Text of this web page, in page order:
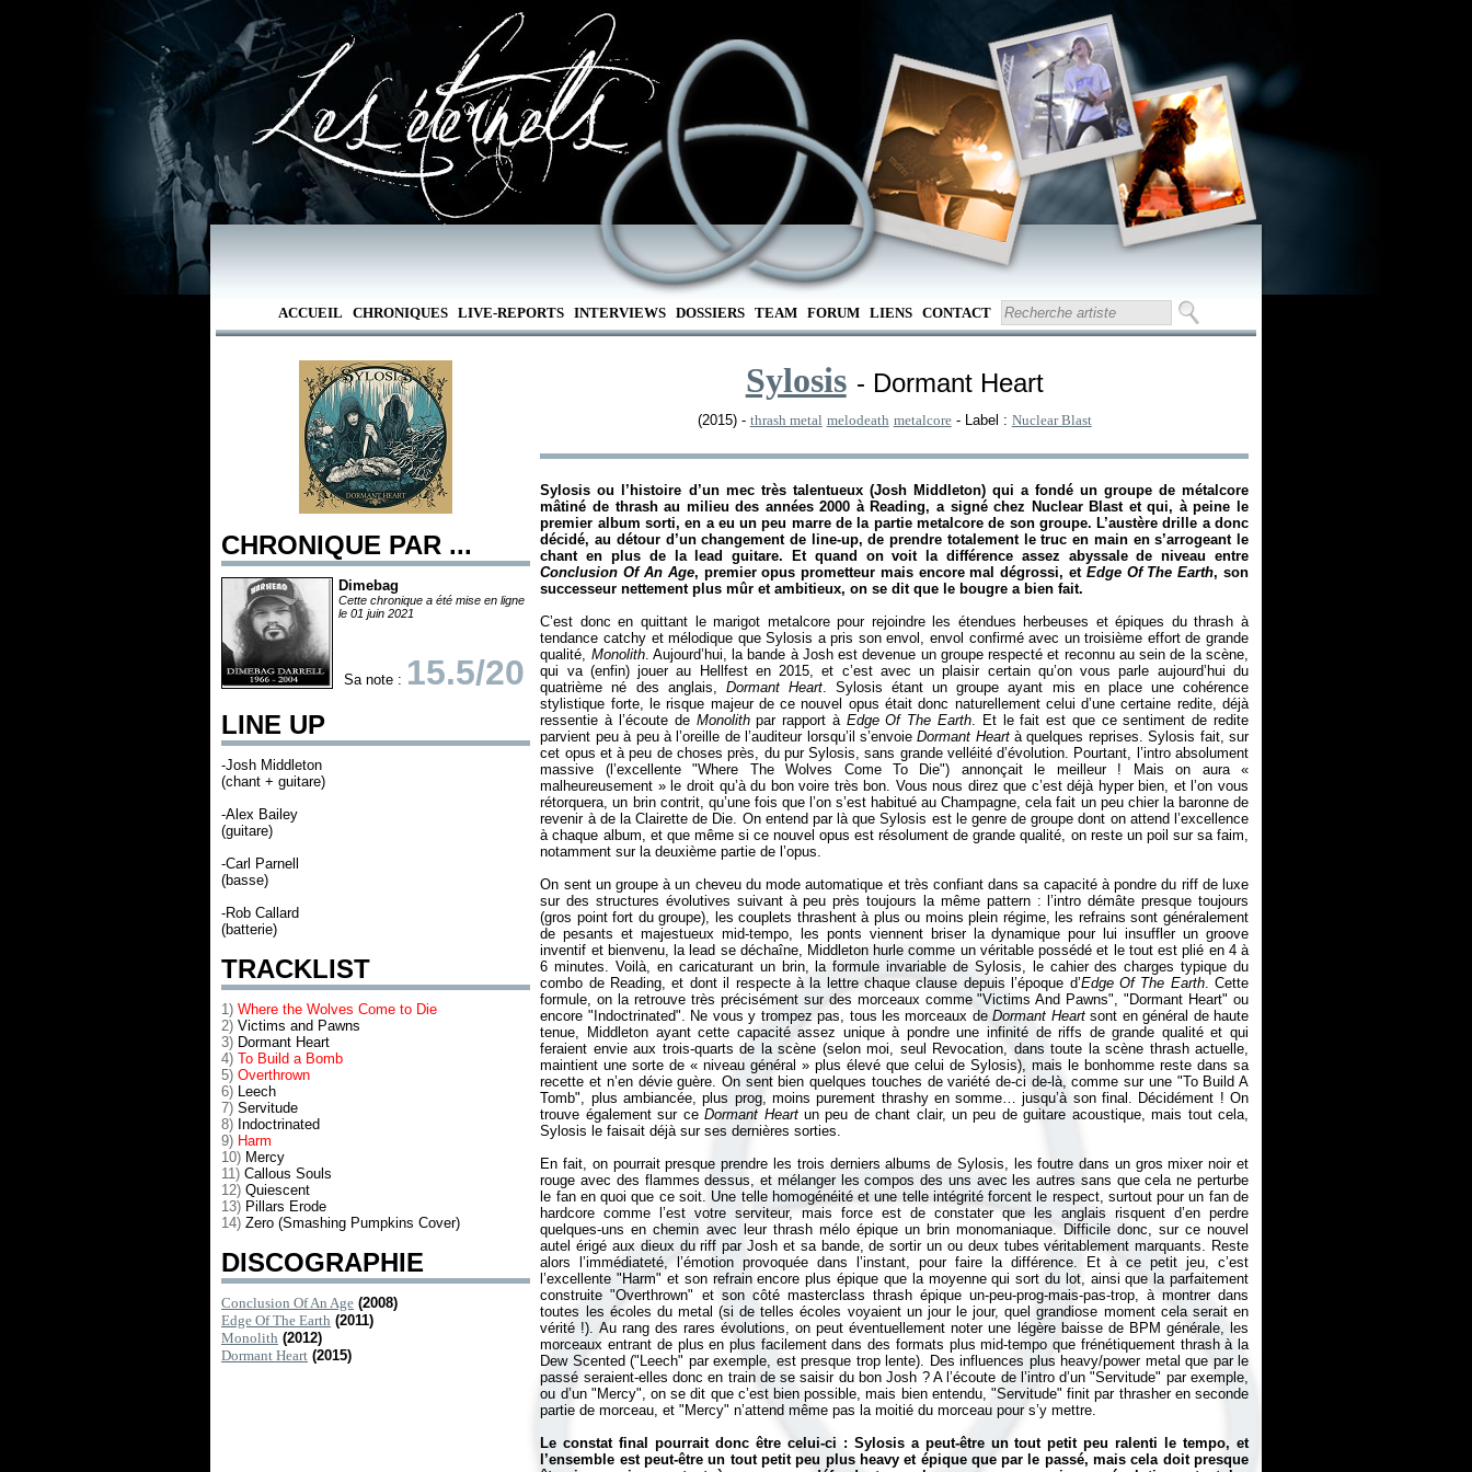
ACCUEIL CHRONIQUES LIVE-REPORTS INTERVIEWS DOSSIERS TEAM FORUM LIENS CONTACT
CHRONIQUE PAR ...
Dimebag
Cette chronique a été mise en ligne
le 01 juin 2021
Sa note : 15.5/20
LINE UP
-Josh Middleton
(chant + guitare)
-Alex Bailey
(guitare)
-Carl Parnell
(basse)
-Rob Callard
(batterie)
TRACKLIST
1) Where the Wolves Come to Die
2) Victims and Pawns
3) Dormant Heart
4) To Build a Bomb
5) Overthrown
6) Leech
7) Servitude
8) Indoctrinated
9) Harm
10) Mercy
11) Callous Souls
12) Quiescent
13) Pillars Erode
14) Zero (Smashing Pumpkins Cover)
DISCOGRAPHIE
Conclusion Of An Age (2008)
Edge Of The Earth (2011)
Monolith (2012)
Dormant Heart (2015)
Sylosis - Dormant Heart
(2015) - thrash metal melodeath metalcore - Label : Nuclear Blast
Sylosis ou l’histoire d’un mec très talentueux (Josh Middleton) qui a fondé un groupe de métalcore
mâtiné de thrash au milieu des années 2000 à Reading, a signé chez Nuclear Blast et qui, à peine le
premier album sorti, en a eu un peu marre de la partie metalcore de son groupe. L’austère drille a donc
décidé, au détour d’un changement de line-up, de prendre totalement le truc en main en s’arrogeant le
chant en plus de la lead guitare. Et quand on voit la différence assez abyssale de niveau entre
Conclusion Of An Age, premier opus prometteur mais encore mal dégrossi, et Edge Of The Earth, son
successeur nettement plus mûr et ambitieux, on se dit que le bougre a bien fait.
C’est donc en quittant le marigot metalcore pour rejoindre les étendues herbeuses et épiques du thrash à
tendance catchy et mélodique que Sylosis a pris son envol, envol confirmé avec un troisième effort de grande
qualité, Monolith. Aujourd’hui, la bande à Josh est devenue un groupe respecté et reconnu au sein de la scène,
qui va (enfin) jouer au Hellfest en 2015, et c’est avec un plaisir certain qu’on vous parle aujourd’hui du
quatrième né des anglais, Dormant Heart. Sylosis étant un groupe ayant mis en place une cohérence
stylistique forte, le risque majeur de ce nouvel opus était donc naturellement celui d’une certaine redite, déjà
ressentie à l’écoute de Monolithpar rapport à Edge Of The Earth. Et le fait est que ce sentiment de redite
parvient peu à peu à l’oreille de l’auditeur lorsqu’il s’envoieDormant Heartà quelques reprises. Sylosis fait, sur
cet opus et à peu de choses près, du pur Sylosis, sans grande velléité d’évolution. Pourtant, l’intro absolument
massive (l’excellente "Where The Wolves Come To Die") annonçait le meilleur ! Mais on aura «
malheureusement » le droit qu’à du bon voire très bon. Vous nous direz que c’est déjà hyper bien, et l’on vous
rétorquera, un brin contrit, qu’une fois que l’on s’est habitué au Champagne, cela fait un peu chier la baronne de
revenir à de la Clairette de Die. On entend par là que Sylosis est le genre de groupe dont on attend l’excellence
à chaque album, et que même si ce nouvel opus est résolument de grande qualité, on reste un poil sur sa faim,
notamment sur la deuxième partie de l’opus.
On sent un groupe à un cheveu du mode automatique et très confiant dans sa capacité à pondre du riff de luxe
sur des structures évolutives suivant à peu près toujours la même pattern : l’intro démâte presque toujours
(gros point fort du groupe), les couplets thrashent à plus ou moins plein régime, les refrains sont généralement
de pesants et majestueux mid-tempo, les ponts viennent briser la dynamique pour lui insuffler un groove
inventif et bienvenu, la lead se déchaîne, Middleton hurle comme un véritable possédé et le tout est plié en 4 à
6 minutes. Voilà, en caricaturant un brin, la formule invariable de Sylosis, le cahier des charges typique du
combo de Reading, et dont il respecte à la lettre chaque clause depuis l’époque d’Edge Of The Earth. Cette
formule, on la retrouve très précisément sur des morceaux comme "Victims And Pawns", "Dormant Heart" ou
encore "Indoctrinated". Ne vous y trompez pas, tous les morceaux deDormant Heartsont en général de haute
tenue, Middleton ayant cette capacité assez unique à pondre une infinité de riffs de grande qualité et qui
feraient envie aux trois-quarts de la scène (selon moi, seul Revocation, dans toute la scène thrash actuelle,
maintient une sorte de «niveau général» plus élevé que celui de Sylosis), mais le bonhomme reste dans sa
recette et n’en dévie guère. On sent bien quelques touches de variété de-ci de-là, comme sur une "To Build A
Tomb", plus ambiancée, plus prog, moins purement thrashy en somme… jusqu’à son final. Décidément ! On
trouve également sur ceDormant Heartun peu de chant clair, un peu de guitare acoustique, mais tout cela,
Sylosis le faisait déjà sur ses dernières sorties.
En fait, on pourrait presque prendre les trois derniers albums de Sylosis, les foutre dans un gros mixer noir et
rouge avec des flammes dessus, et mélanger les compos des uns avec les autres sans que cela ne perturbe
le fan en quoi que ce soit. Une telle homogénéité et une telle intégrité forcent le respect, surtout pour un fan de
hardcore comme l’est votre serviteur, mais force est de constater que les anglais risquent d’en perdre
quelques-uns en chemin avec leur thrash mélo épique un brin monomaniaque. Difficile donc, sur ce nouvel
autel érigé aux dieux du riff par Josh et sa bande, de sortir un ou deux tubes véritablement marquants. Reste
alors l’immédiateté, l’émotion provoquée dans l’instant, pour faire la différence. Et à ce petit jeu, c’est
l’excellente "Harm" et son refrain encore plus épique que la moyenne qui sort du lot, ainsi que la parfaitement
construite "Overthrown" et son côté masterclass thrash épique un-peu-prog-mais-pas-trop, à montrer dans
toutes les écoles du metal (si de telles écoles voyaient un jour le jour, quel grandiose moment cela serait en
vérité !). Au rang des rares évolutions, on peut éventuellement noter une légère baisse de BPM générale, les
morceaux entrant de plus en plus facilement dans des formats plus mid-tempo que frénétiquement thrash à la
Dew Scented ("Leech" par exemple, est presque trop lente). Des influences plus heavy/power metal que par le
passé seraient-elles donc en train de se saisir du bon Josh ? A l’écoute de l’intro d’un "Servitude" par exemple,
ou d’un "Mercy", on se dit que c’est bien possible, mais bien entendu, "Servitude" finit par thrasher en seconde
partie de morceau, et "Mercy" n’attend même pas la moitié du morceau pour s’y mettre.
Le constat final pourrait donc être celui-ci : Sylosis a peut-être un tout petit peu ralenti le tempo, et
l’ensemble est peut-être un tout petit peu plus heavy et épique que par le passé, mais cela doit presque